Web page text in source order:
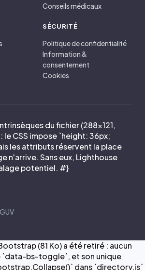
Conseils médicaux
SÉCURITÉ
Politique de confidentialité
Information &
consentement
Cookies
du fichier (288×121,
le CSS impose `height: 36px;
les attributs réservent la place
n'arrive. Sans eux, Lighthouse
potentiel. #}
(81 Ko) a été retiré : aucun
`data-bs-toggle`, et son unique
dans `directory.js`